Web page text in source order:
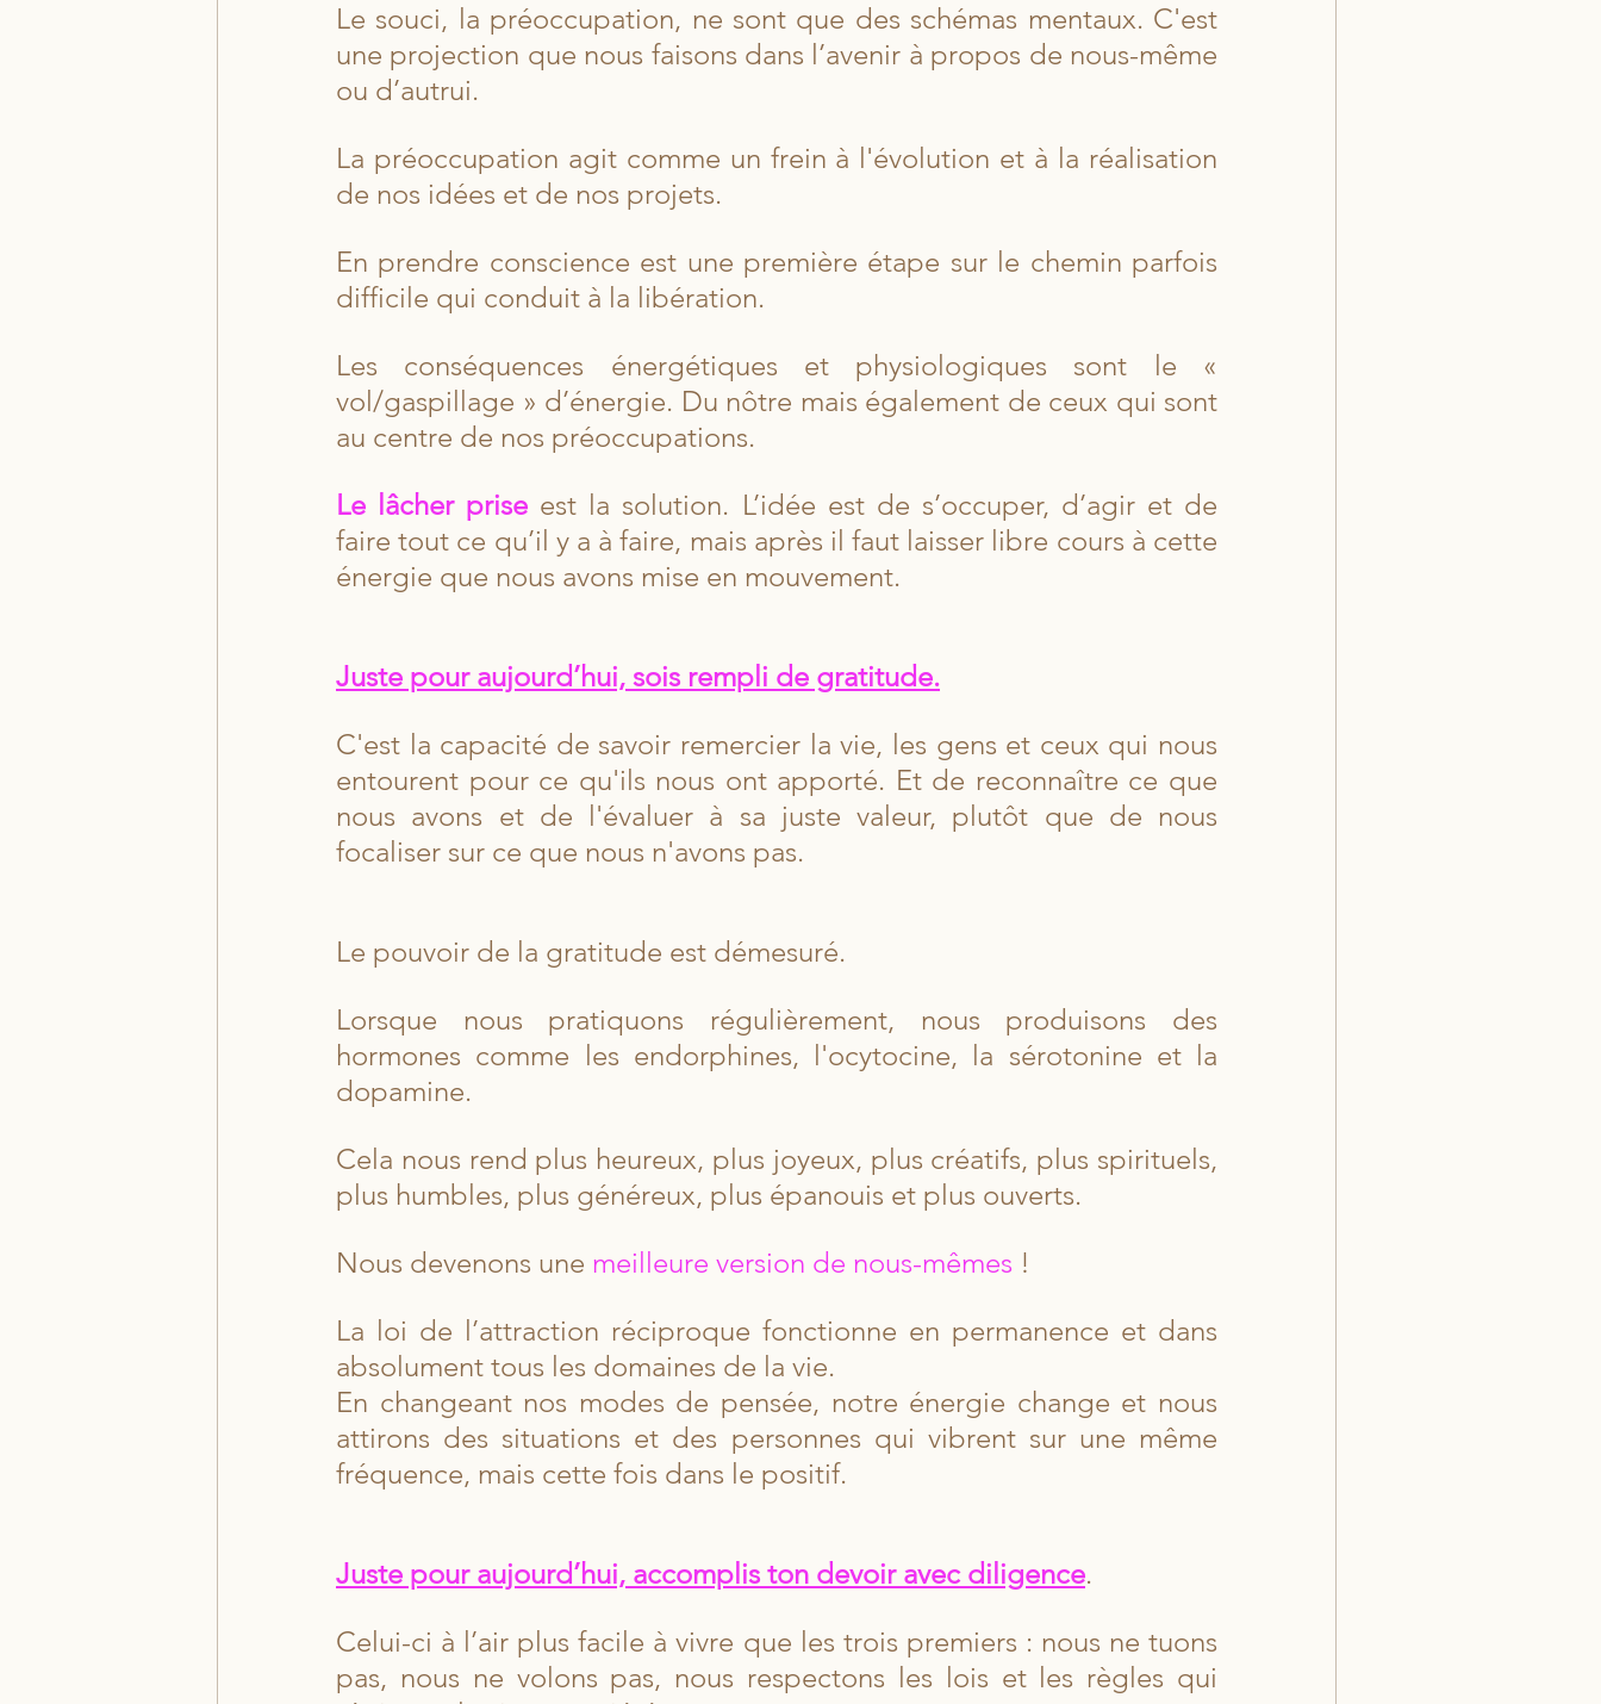
Le souci, la préoccupation, ne sont que des schémas mentaux. C'est
une projection que nous faisons dans l’avenir à propos de nous-même
ou d’autrui.
La préoccupation agit comme un frein à l'évolution et à la réalisation
de nos idées et de nos projets.
En prendre conscience est une première étape sur le chemin parfois
difficile qui conduit à la libération.
Les conséquences énergétiques et physiologiques sont le «
vol/gaspillage » d’énergie. Du nôtre mais également de ceux qui sont
au centre de nos préoccupations.
Le lâcher prise est la solution. L’idée est de s’occuper, d’agir et de
faire tout ce qu’il y a à faire, mais après il faut laisser libre cours à cette
énergie que nous avons mise en mouvement.
Juste pour aujourd’hui, sois rempli de gratitude.
C'est la capacité de savoir remercier la vie, les gens et ceux qui nous
entourent pour ce qu'ils nous ont apporté. Et de reconnaître ce que
nous avons et de l'évaluer à sa juste valeur, plutôt que de nous
focaliser sur ce que nous n'avons pas.
Le pouvoir de la gratitude est démesuré.
Lorsque nous pratiquons régulièrement, nous produisons des
hormones comme les endorphines, l'ocytocine, la sérotonine et la
dopamine.
Cela nous rend plus heureux, plus joyeux, plus créatifs, plus spirituels,
plus humbles, plus généreux, plus épanouis et plus ouverts.
Nous devenons une meilleure version de nous-mêmes !
La loi de l’attraction réciproque fonctionne en permanence et dans
absolument tous les domaines de la vie.
En changeant nos modes de pensée, notre énergie change et nous
attirons des situations et des personnes qui vibrent sur une même
fréquence, mais cette fois dans le positif.
Juste pour aujourd’hui, accomplis ton devoir avec diligence.
Celui-ci à l’air plus facile à vivre que les trois premiers : nous ne tuons
pas, nous ne volons pas, nous respectons les lois et les règles qui